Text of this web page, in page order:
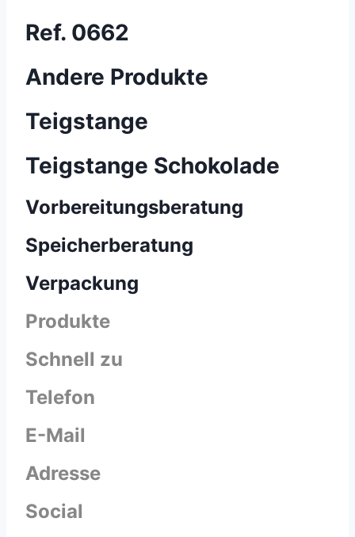
Ref. 0662
Andere Produkte
Teigstange
Teigstange Schokolade
Vorbereitungsberatung
Speicherberatung
Verpackung
Produkte
Schnell zu
Telefon
E-Mail
Adresse
Social